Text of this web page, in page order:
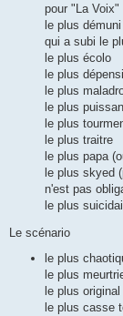
pour "La Voix"
le plus démuni
qui a subi le
le plus écolo
le plus
le plus
le plus
le plus
le plus traitre
le plus papa
le plus skyed
n'est pas
le plus
Le scénario
le plus
le plus
le plus original
le plus casse